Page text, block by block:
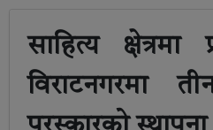
साहित्य क्षेत्रमा
विराटनगरमा